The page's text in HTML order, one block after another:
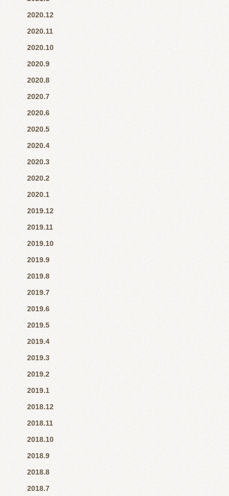
2020.12
2020.11
2020.10
2020.9
2020.8
2020.7
2020.6
2020.5
2020.4
2020.3
2020.2
2020.1
2019.12
2019.11
2019.10
2019.9
2019.8
2019.7
2019.6
2019.5
2019.4
2019.3
2019.2
2019.1
2018.12
2018.11
2018.10
2018.9
2018.8
2018.7